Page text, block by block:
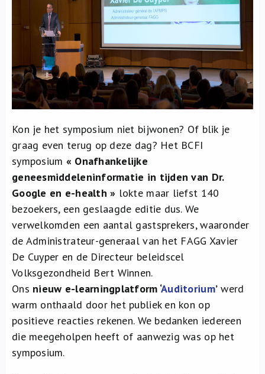
Kon je het symposium niet bijwonen? Of blik je
graag even terug op deze dag? Het BCFI
symposium « Onafhankelijke
geneesmiddeleninformatie in tijden van Dr.
Google en e-health » lokte maar liefst 140
bezoekers, een geslaagde editie dus. We
verwelkomden een aantal gastsprekers, waaronder
de Administrateur-generaal van het FAGG Xavier
De Cuyper en de Directeur beleidscel
Volksgezondheid Bert Winnen.
Ons nieuw e-learningplatform ‘Auditorium’ werd
warm onthaald door het publiek en kon op
positieve reacties rekenen. We bedanken iedereen
die meegeholpen heeft of aanwezig was op het
symposium.